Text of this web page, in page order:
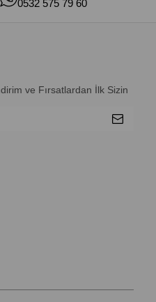
0532 575 79 60
ve Fırsatlardan İlk Sizin